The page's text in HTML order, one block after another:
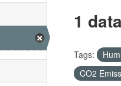
1
Tags:
CO2